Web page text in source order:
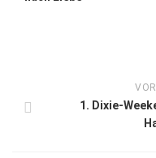
1. Dixie-